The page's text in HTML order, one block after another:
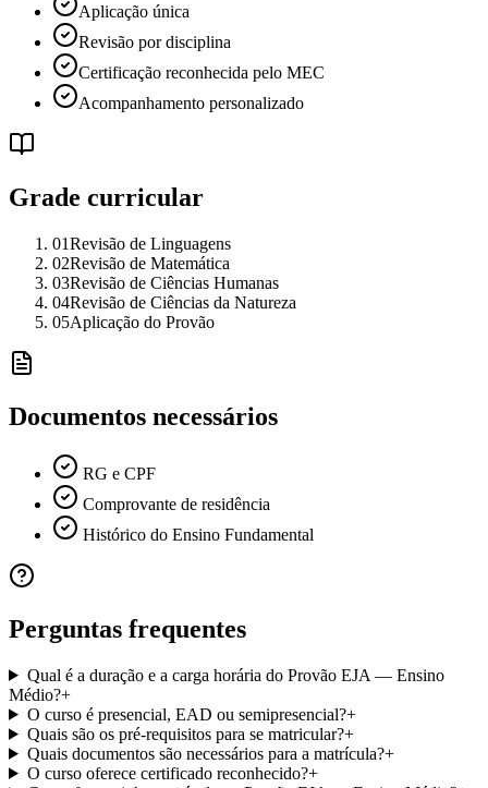
Aplicação única
Revisão por disciplina
Certificação reconhecida pelo MEC
Acompanhamento personalizado
Grade curricular
01Revisão de Linguagens
02Revisão de Matemática
03Revisão de Ciências Humanas
04Revisão de Ciências da Natureza
05Aplicação do Provão
Documentos necessários
RG e CPF
Comprovante de residência
Histórico do Ensino Fundamental
Perguntas frequentes
Qual é a duração e a carga horária do Provão EJA — Ensino
Médio?+
O curso é presencial, EAD ou semipresencial?+
Quais são os pré-requisitos para se matricular?+
Quais documentos são necessários para a matrícula?+
O curso oferece certificado reconhecido?+